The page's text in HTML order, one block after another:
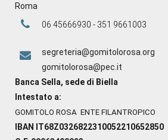
Roma
06 45666930 - 351 9661003
segreteria@gomitolorosa.org
gomitolorosa@pec.it
Banca Sella, sede di Biella
Intestato a:
GOMITOLO ROSA ENTE FILANTROPICO
IBAN IT68Z0326822310052210652850